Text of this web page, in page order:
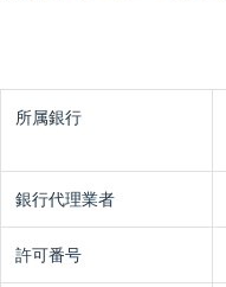
所属銀行
銀行代理業者
許可番号